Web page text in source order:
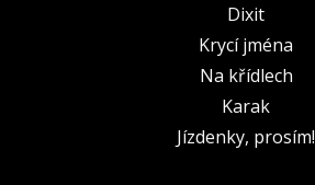
Dixit
Krycí jména
Na křídlech
Karak
Jízdenky, prosím!